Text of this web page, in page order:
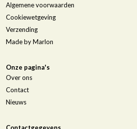
Algemene voorwaarden
Cookiewetgeving
Verzending
Made by Marlon
Onze pagina's
Over ons
Contact
Nieuws